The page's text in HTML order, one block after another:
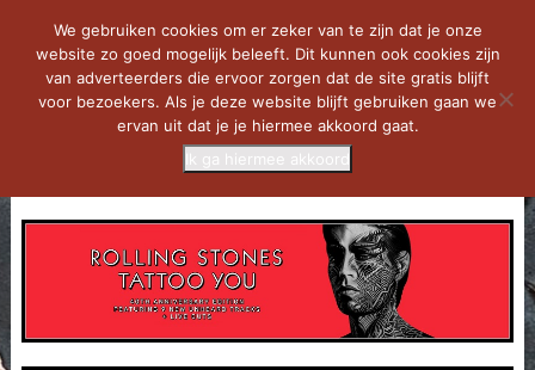
We gebruiken cookies om er zeker van te zijn dat je onze
website zo goed mogelijk beleeft. Dit kunnen ook cookies zijn
van adverteerders die ervoor zorgen dat de site gratis blijft
voor bezoekers. Als je deze website blijft gebruiken gaan we
ervan uit dat je je hiermee akkoord gaat.
Ik ga hiermee akkoord